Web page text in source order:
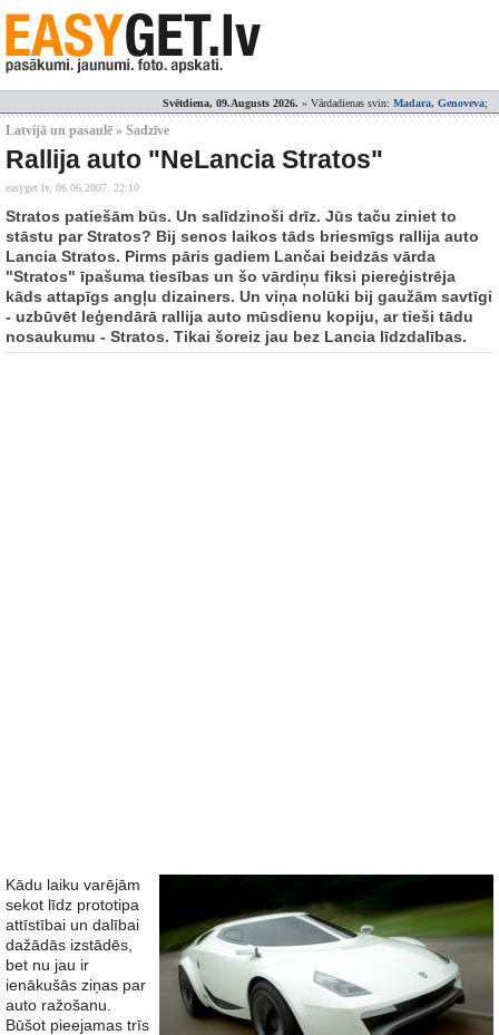
Svētdiena, 09.Augusts 2026. » Vārdadienas svin: Madara, Genoveva;
Latvijā un pasaulē » Sadzīve
Rallija auto "NeLancia Stratos"
easyget.lv, 06.06.2007. 22:10
Stratos patiešām būs. Un salīdzinoši drīz. Jūs taču ziniet to
stāstu par Stratos? Bij senos laikos tāds briesmīgs rallija auto
Lancia Stratos. Pirms pāris gadiem Lančai beidzās vārda
"Stratos" īpašuma tiesības un šo vārdiņu fiksi piereģistrēja
kāds attapīgs angļu dizainers. Un viņa nolūki bij gaužām savtīgi
- uzbūvēt leģendārā rallija auto mūsdienu kopiju, ar tieši tādu
nosaukumu - Stratos. Tikai šoreiz jau bez Lancia līdzdalības.
Kādu laiku varējām
sekot līdz prototipa
attīstībai un dalībai
dažādās izstādēs,
bet nu jau ir
ienākušās ziņas par
auto ražošanu.
Būšot pieejamas trīs